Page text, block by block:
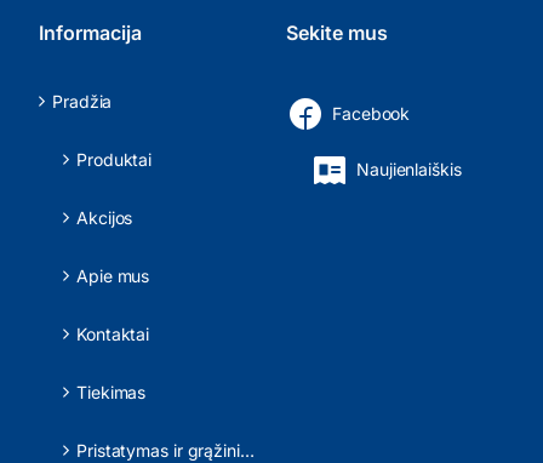
Informacija
Pradžia
Produktai
Akcijos
Apie mus
Kontaktai
Tiekimas
Pristatymas ir grąžinimas
Sekite mus
Facebook
Naujienlaiškis